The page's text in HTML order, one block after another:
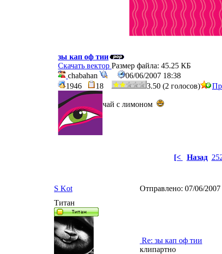
зы кап оф тии
Скачать вектор Размер файла: 45.25 КБ
chabahan
06/06/2007 18:38
1946
18 3.50 (2 голосов)
чай с лимоном
[< Назад
S Kot Отправлено: 07/06/
Титан
Re: зы кап оф тии
клипартно